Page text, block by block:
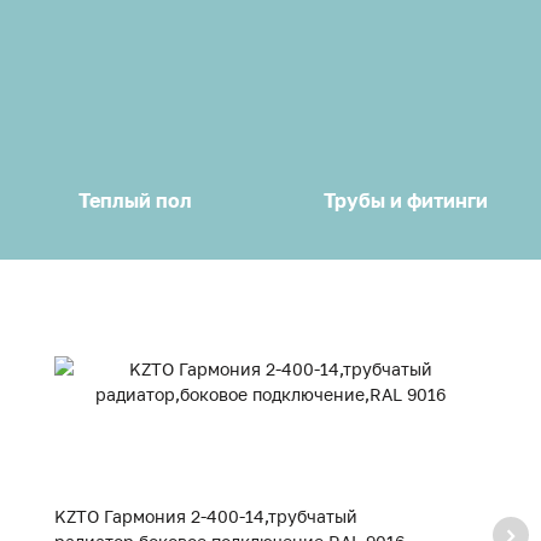
Теплый пол Трубы и фитинги
KZTO Гармония 2-400-14,трубчатый